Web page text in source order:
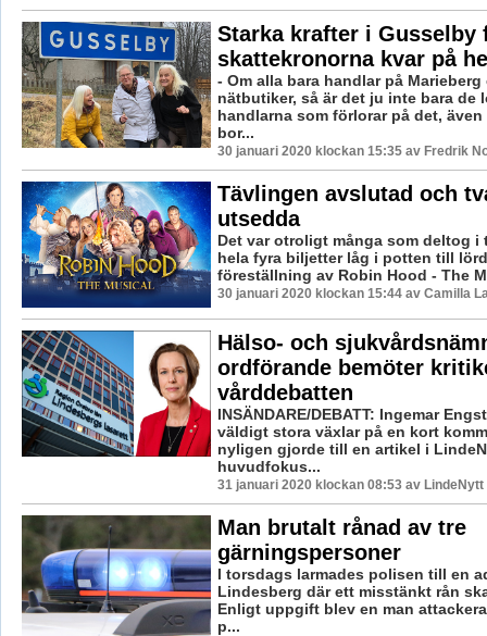
Starka krafter i Gusselby
skattekronorna kvar på
- Om alla bara handlar på Marieberg
nätbutiker, så är det ju inte bara de
handlarna som förlorar på det, även
bor...
30 januari 2020 klockan 15:35 av Fredrik
Tävlingen avslutad och
utsedda
Det var otroligt många som deltog i
hela fyra biljetter låg i potten till
föreställning av Robin Hood - The
30 januari 2020 klockan 15:44 av Camilla
Hälso- och
ordförande bemöter
vårddebatten
INSÄNDARE/DEBATT: Ingemar
väldigt stora växlar på en kort
nyligen gjorde till en artikel i
huvudfokus...
31 januari 2020 klockan 08:53 av LindeNytt
Man brutalt rånad av tre
gärningspersoner
I torsdags larmades polisen till en
Lindesberg där ett misstänkt rån
Enligt uppgift blev en man
p...